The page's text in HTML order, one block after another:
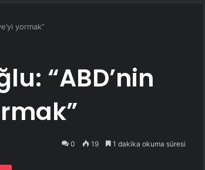
yormak”
“ABD’nin
0 19 1 dakika okuma süresi
Pocket